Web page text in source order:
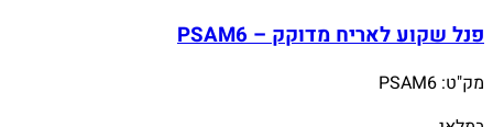
פנל שקוע לאריח מדוקק – PSAM6
מק"ט: PSAM6